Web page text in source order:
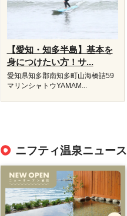
【愛知・知多半島】基本を
身につけたい方！サ...
愛知県知多郡南知多町山海橋詰59
マリンシャトウYAMAM...
ニフティ温泉ニュース